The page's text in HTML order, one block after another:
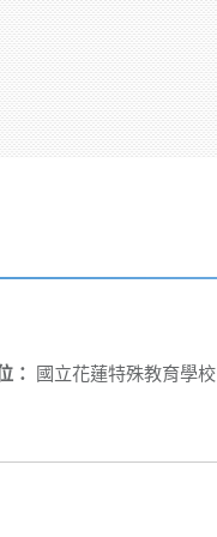
： 國立花蓮特殊教育學校